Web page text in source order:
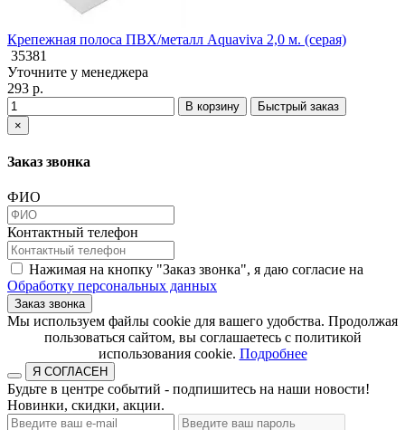
Крепежная полоса ПВХ/металл Aquaviva 2,0 м. (серая)
35381
Уточните у менеджера
293 р.
В корзину
Быстрый заказ
×
Заказ звонка
ФИО
Контактный телефон
Нажимая на кнопку "Заказ звонка", я даю согласие на
Обработку персональных данных
Заказ звонка
​​​​​​​Мы используем файлы cookie для вашего удобства. Продолжая
пользоваться сайтом, вы соглашаетесь с политикой
использования cookie.​​​​​​​ Подробнее
Я СОГЛАСЕН
Будьте в центре событий - подпишитесь на наши новости!
Новинки, скидки, акции.